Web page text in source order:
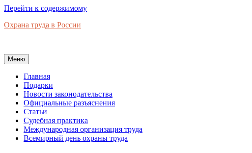
Перейти к содержимому
Охрана труда в России
Меню
Главная
Подарки
Новости законодательства
Официальные разъяснения
Статьи
Судебная практика
Международная организация труда
Всемирный день охраны труда